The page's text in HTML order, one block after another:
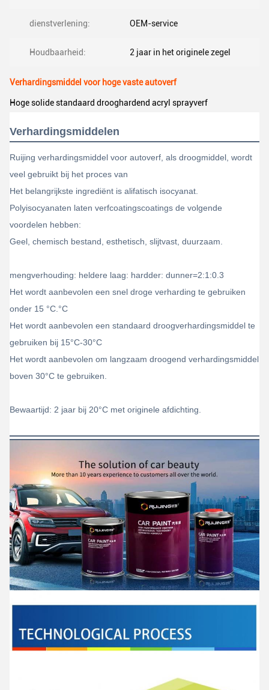
dienstverlening: OEM-service
Houdbaarheid: 2 jaar in het originele zegel
Verhardingsmiddel voor hoge vaste autoverf
Hoge solide standaard drooghardend acryl sprayverf
Verhardingsmiddelen
Ruijing verhardingsmiddel voor autoverf, als droogmiddel, wordt
veel gebruikt bij het proces van
Het belangrijkste ingrediënt is alifatisch isocyanat.
Polyisocyanaten laten verfcoatingscoatings de volgende
voordelen hebben:
Geel, chemisch bestand, esthetisch, slijtvast, duurzaam.
mengverhouding: heldere laag: hardder: dunner=2:1:0.3
Het wordt aanbevolen een snel droge verharding te gebruiken
onder 15 °C. °C
Het wordt aanbevolen een standaard droogverhardingsmiddel te
gebruiken bij 15°C-30°C
Het wordt aanbevolen om langzaam droogend verhardingsmiddel
boven 30°C te gebruiken.
Bewaartijd: 2 jaar bij 20°C met originele afdichting.